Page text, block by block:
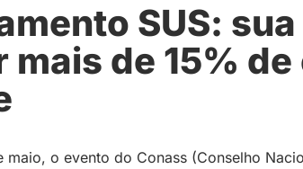
SUS:
mais de 15%
maio, o evento do Conass (Conselho